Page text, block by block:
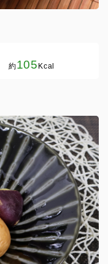
約105 Kcal